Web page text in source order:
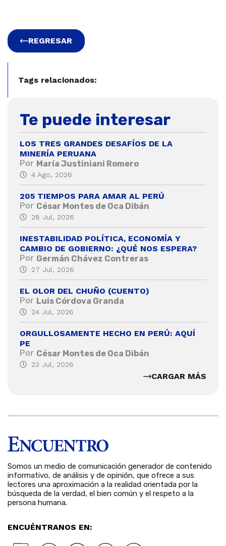
REGRESAR
Tags relacionados:
Te puede interesar
LOS TRES GRANDES DESAFÍOS DE LA
MINERÍA PERUANA
Por María Justiniani Romero
4 Ago, 2026
205 TIEMPOS PARA AMAR AL PERÚ
Por César Montes de Oca Dibán
28 Jul, 2026
INESTABILIDAD POLÍTICA, ECONOMÍA Y
CAMBIO DE GOBIERNO: ¿QUÉ NOS ESPERA?
Por Germán Chávez Contreras
27 Jul, 2026
EL OLOR DEL CHUÑO (CUENTO)
Por Luis Córdova Granda
24 Jul, 2026
ORGULLOSAMENTE HECHO EN PERÚ: AQUÍ
PE
Por César Montes de Oca Dibán
23 Jul, 2026
CARGAR MÁS
Somos un medio de comunicación generador de contenido
informativo, de análisis y de opinión, que ofrece a sus
lectores una aproximación a la realidad orientada por la
búsqueda de la verdad, el bien común y el respeto a la
persona humana.
ENCUÉNTRANOS EN: